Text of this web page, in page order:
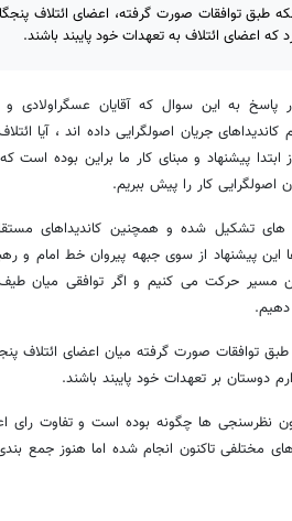
براینکه طبق توافقات صورت گرفته، اعضای ائتلاف
که اعضای ائتلاف به تعهدات خود پایبند باشند.
پاسخ به این سوال که آقایان عسگراولادی
جریان اصولگرایی داده اند ، آیا
پیشنهاد و مبنای کار ما براین بوده است
اصولگرایی کار را پیش ببریم.
های تشکیل شده و همچنین کاندیداهای
این پیشنهاد از سوی جبهه پیروان خط امام و
مسیر حرکت می کنیم و اگر توافقی میان
دهیم.
طبق توافقات صورت گرفته میان اعضای ائتلاف
دوستان بر تعهدات خود پایبند باشند.
نظرسنجی ها چگونه بوده است و تفاوت رای
مختلفی تاکنون انجام شده اما هنوز جمع